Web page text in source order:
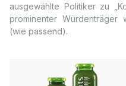
ausgewählte Politiker zu
prominenter Würdenträger
(wie passend).